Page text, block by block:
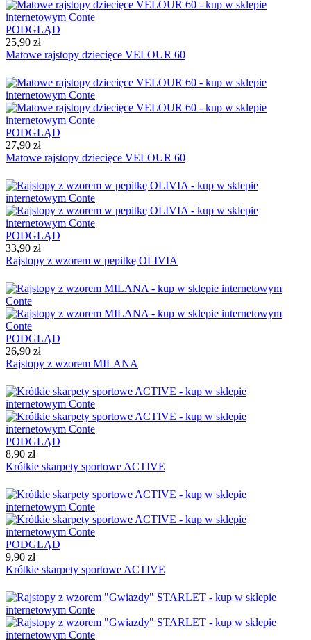
PODGLĄD
25,90 zł
Matowe rajstopy dziecięce VELOUR 60
PODGLĄD
27,90 zł
Matowe rajstopy dziecięce VELOUR 60
PODGLĄD
33,90 zł
Rajstopy z wzorem w pepitkę OLIVIA
PODGLĄD
26,90 zł
Rajstopy z wzorem MILANA
PODGLĄD
8,90 zł
Krótkie skarpety sportowe ACTIVE
PODGLĄD
9,90 zł
Krótkie skarpety sportowe ACTIVE